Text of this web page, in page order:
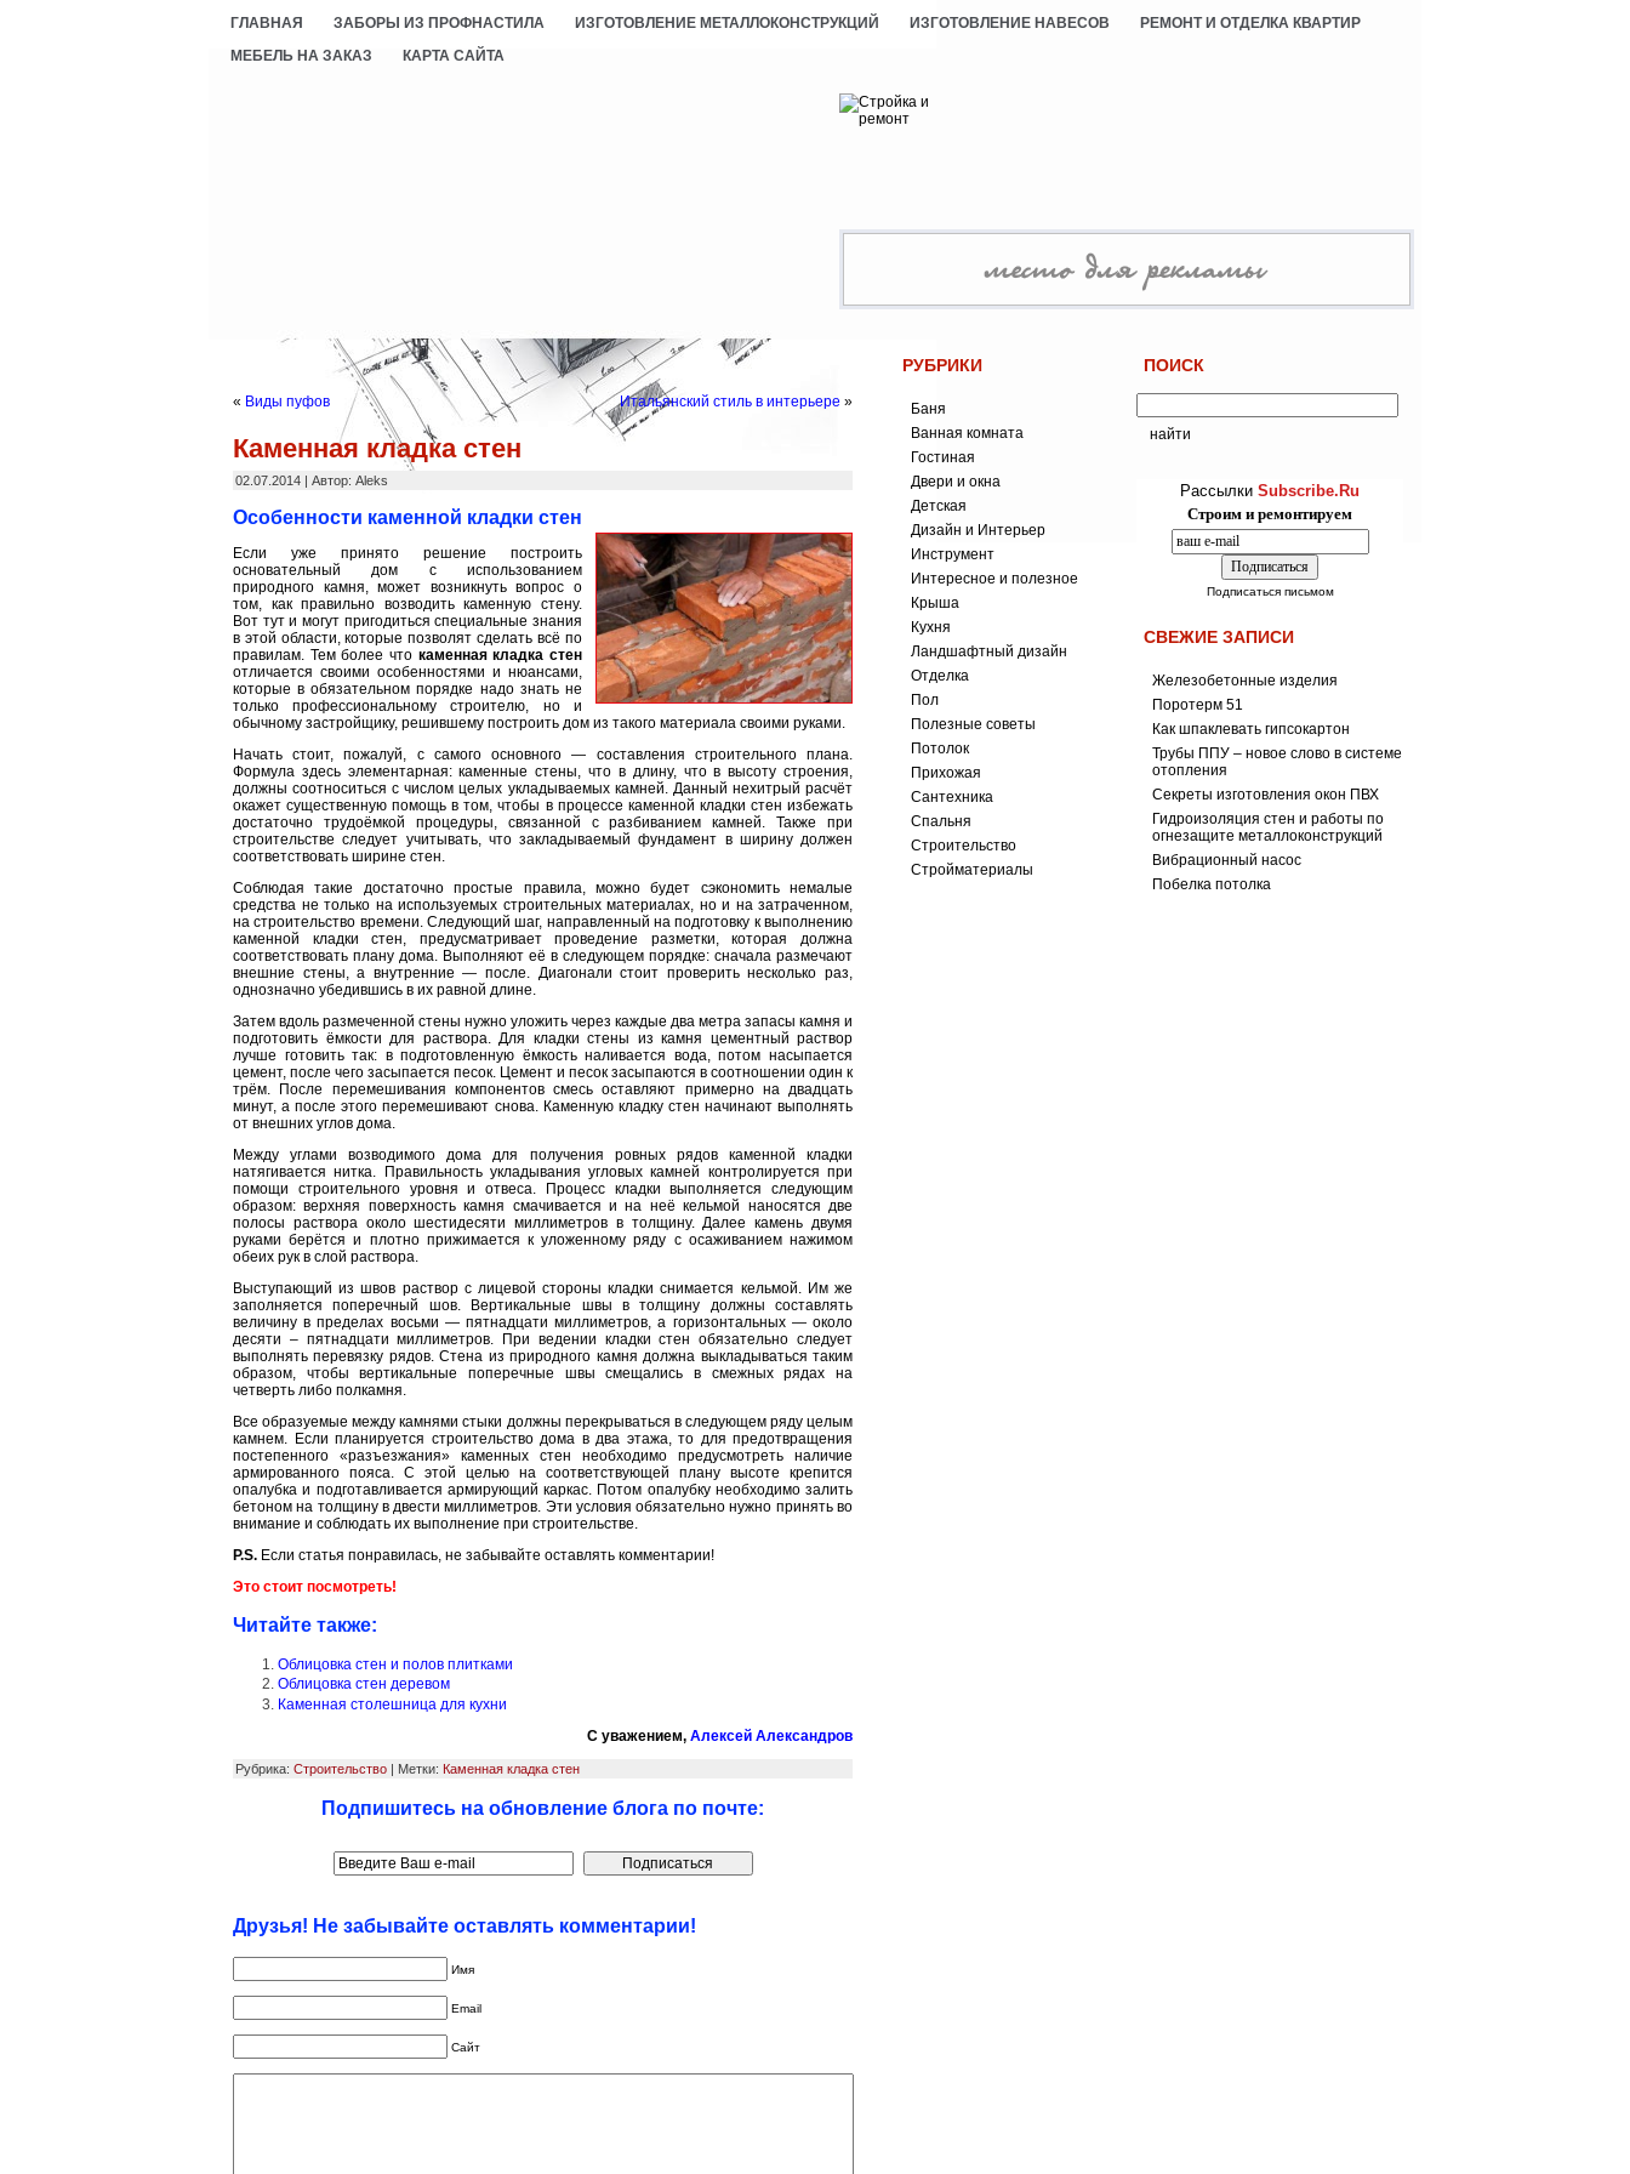
ГЛАВНАЯ ЗАБОРЫ ИЗ ПРОФНАСТИЛА ИЗГОТОВЛЕНИЕ МЕТАЛЛОКОНСТРУКЦИЙ ИЗГОТОВЛЕНИЕ НАВЕСОВ
РЕМОНТ И ОТДЕЛКА КВАРТИР
МЕБЕЛЬ НА ЗАКАЗ
КАРТА САЙТА
« Виды пуфов Итальянский стиль в интерьере »
Каменная кладка стен
02.07.2014 | Автор: Aleks
Особенности каменной кладки стен
Если уже принято решение построить
основательный дом с использованием
природного камня, может возникнуть вопрос о
том, как правильно возводить каменную стену.
Вот тут и могут пригодиться специальные знания
в этой области, которые позволят сделать всё по
правилам. Тем более что каменная кладка стен
отличается своими особенностями и нюансами,
которые в обязательном порядке надо знать не
только профессиональному строителю, но и
обычному застройщику, решившему построить дом из такого материала своими руками.
Начать стоит, пожалуй, с самого основного — составления строительного плана.
Формула здесь элементарная: каменные стены, что в длину, что в высоту строения,
должны соотноситься с числом целых укладываемых камней. Данный нехитрый расчёт
окажет существенную помощь в том, чтобы в процессе каменной кладки стен избежать
достаточно трудоёмкой процедуры, связанной с разбиванием камней. Также при
строительстве следует учитывать, что закладываемый фундамент в ширину должен
соответствовать ширине стен.
Соблюдая такие достаточно простые правила, можно будет сэкономить немалые
средства не только на используемых строительных материалах, но и на затраченном,
на строительство времени. Следующий шаг, направленный на подготовку к выполнению
каменной кладки стен, предусматривает проведение разметки, которая должна
соответствовать плану дома. Выполняют её в следующем порядке: сначала размечают
внешние стены, а внутренние — после. Диагонали стоит проверить несколько раз,
однозначно убедившись в их равной длине.
Затем вдоль размеченной стены нужно уложить через каждые два метра запасы камня и
подготовить ёмкости для раствора. Для кладки стены из камня цементный раствор
лучше готовить так: в подготовленную ёмкость наливается вода, потом насыпается
цемент, после чего засыпается песок. Цемент и песок засыпаются в соотношении один к
трём. После перемешивания компонентов смесь оставляют примерно на двадцать
минут, а после этого перемешивают снова. Каменную кладку стен начинают выполнять
от внешних углов дома.
Между углами возводимого дома для получения ровных рядов каменной кладки
натягивается нитка. Правильность укладывания угловых камней контролируется при
помощи строительного уровня и отвеса. Процесс кладки выполняется следующим
образом: верхняя поверхность камня смачивается и на неё кельмой наносятся две
полосы раствора около шестидесяти миллиметров в толщину. Далее камень двумя
руками берётся и плотно прижимается к уложенному ряду с осаживанием нажимом
обеих рук в слой раствора.
Выступающий из швов раствор с лицевой стороны кладки снимается кельмой. Им же
заполняется поперечный шов. Вертикальные швы в толщину должны составлять
величину в пределах восьми — пятнадцати миллиметров, а горизонтальных — около
десяти – пятнадцати миллиметров. При ведении кладки стен обязательно следует
выполнять перевязку рядов. Стена из природного камня должна выкладываться таким
образом, чтобы вертикальные поперечные швы смещались в смежных рядах на
четверть либо полкамня.
Все образуемые между камнями стыки должны перекрываться в следующем ряду целым
камнем. Если планируется строительство дома в два этажа, то для предотвращения
постепенного «разъезжания» каменных стен необходимо предусмотреть наличие
армированного пояса. С этой целью на соответствующей плану высоте крепится
опалубка и подготавливается армирующий каркас. Потом опалубку необходимо залить
бетоном на толщину в двести миллиметров. Эти условия обязательно нужно принять во
внимание и соблюдать их выполнение при строительстве.
P.S. Если статья понравилась, не забывайте оставлять комментарии!
Это стоит посмотреть!
Читайте также:
Облицовка стен и полов плитками
Облицовка стен деревом
Каменная столешница для кухни
С уважением, Алексей Александров
Рубрика: Строительство | Метки: Каменная кладка стен
Подпишитесь на обновление блога по почте:
Друзья! Не забывайте оставлять комментарии!
Имя
Email
Сайт
РУБРИКИ
Баня
Ванная комната
Гостиная
Двери и окна
Детская
Дизайн и Интерьер
Инструмент
Интересное и полезное
Крыша
Кухня
Ландшафтный дизайн
Отделка
Пол
Полезные советы
Потолок
Прихожая
Сантехника
Спальня
Строительство
Стройматериалы
ПОИСК
Рассылки Subscribe.Ru
Строим и ремонтируем
Подписаться письмом
СВЕЖИЕ ЗАПИСИ
Железобетонные изделия
Поротерм 51
Как шпаклевать гипсокартон
Трубы ППУ – новое слово в системе
отопления
Секреты изготовления окон ПВХ
Гидроизоляция стен и работы по
огнезащите металлоконструкций
Вибрационный насос
Побелка потолка